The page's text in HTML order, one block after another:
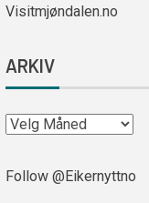
Visitmjøndalen.no
ARKIV
Follow @Eikernyttno